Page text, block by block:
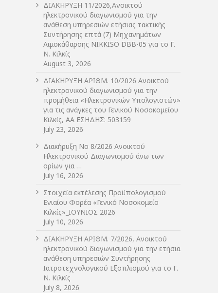
ΔIΑΚΗΡΥΞΗ 11/2026,Ανοικτού
ηλεκτρονικού διαγωνισμού για την
ανάθεση υπηρεσιών ετήσιας τακτικής
Συντήρησης επτά (7) Μηχανημάτων
Αιμοκάθαρσης NIKKISO DBB-05 για το Γ.
Ν. Κιλκίς
August 3, 2026
ΔIΑΚΗΡΥΞΗ ΑΡIΘΜ. 10/2026 Ανοικτού
ηλεκτρονικού διαγωνισμού για την
προμήθεια «Ηλεκτρονικών Υπολογιστών»
για τις ανάγκες του Γενικού Νοσοκομείου
Κιλκίς, ΑΑ ΕΣΗΔΗΣ: 503159
July 23, 2026
Διακήρυξη Νο 8/2026 Ανοικτού
Ηλεκτρονικού Διαγωνισμού άνω των
ορίων για …
July 16, 2026
Στοιχεία εκτέλεσης Προϋπολογισμού
Ενιαίου Φορέα «Γενικό Νοσοκομείο
Κιλκίς»_ΙΟΥΝΙΟΣ 2026
July 10, 2026
ΔIΑΚΗΡΥΞΗ ΑΡIΘΜ. 7/2026, Ανοικτού
ηλεκτρονικού διαγωνισμού για την ετήσια
ανάθεση υπηρεσιών Συντήρησης
Ιατροτεχνολογικού Εξοπλισμού για το Γ.
Ν. Κιλκίς
July 8, 2026